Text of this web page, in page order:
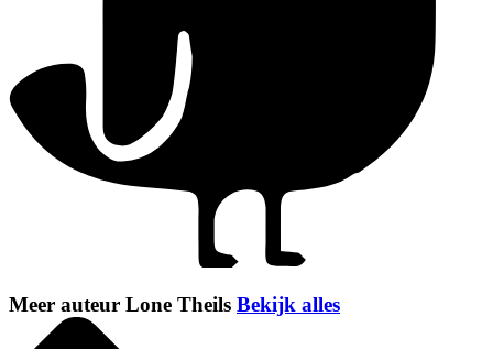
Meer auteur Lone Theils Bekijk alles